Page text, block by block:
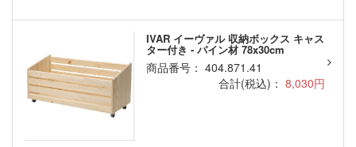
IVAR イーヴァル 収納ボックス キャス
ター付き - パイン材 78x30cm
商品番号： 404.871.41
合計(税込)： 8,030円